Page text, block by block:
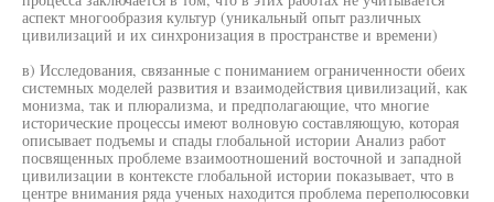
аспект многообразия культур (уникальный опыт различных
цивилизаций и их синхронизация в пространстве и времени)
в) Исследования, связанные с пониманием ограниченности обеих
системных моделей развития и взаимодействия цивилизаций, как
монизма, так и плюрализма, и предполагающие, что многие
исторические процессы имеют волновую составляющую, которая
описывает подъемы и спады глобальной истории Анализ работ
посвященных проблеме взаимоотношений восточной и западной
цивилизации в контексте глобальной истории показывает, что в
центре внимания ряда ученых находится проблема переполюсовки